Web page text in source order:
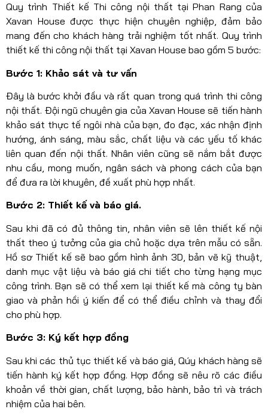
Quy trình Thiết kế Thi công nội thất tại Phan Rang của
Xavan House được thực hiện chuyên nghiệp, đảm bảo
mang đến cho khách hàng trải nghiệm tốt nhất. Quy trình
thiết kế thi công nội thất tại Xavan House bao gồm 5 bước:
Bước 1: Khảo sát và tư vấn
Đây là bước khởi đầu và rất quan trong quá trình thi công
nội thất. Đội ngũ chuyên gia của Xavan House sẽ tiến hành
khảo sát thực tế ngôi nhà của bạn, đo đạc, xác nhận định
hướng, ánh sáng, màu sắc, chất liệu và các yếu tố khác
liên quan đến nội thất. Nhân viên cũng sẽ nắm bắt được
nhu cầu, mong muốn, ngân sách và phong cách của bạn
để đưa ra lời khuyên, đề xuất phù hợp nhất.
Bước 2: Thiết kế và báo giá.
Sau khi đã có đủ thông tin, nhân viên sẽ lên thiết kế nội
thất theo ý tưởng của gia chủ hoặc dựa trên mẫu có sẵn.
Hồ sơ Thiết kế sẽ bao gồm hình ảnh 3D, bản vẽ kỹ thuật,
danh mục vật liệu và báo giá chi tiết cho từng hạng mục
công trình. Bạn sẽ có thể xem lại thiết kế mà công ty bàn
giao và phản hồi ý kiến để có thể điều chỉnh và thay đổi
cho phù hợp.
Bước 3: Ký kết hợp đồng
Sau khi các thủ tục thiết kế và báo giá, Qúy khách hàng sẽ
tiến hành ký kết hợp đồng. Hợp đồng sẽ nêu rõ các điều
khoản về thời gian, chất lượng, bảo hành, bảo trì và trách
nhiệm của hai bên.